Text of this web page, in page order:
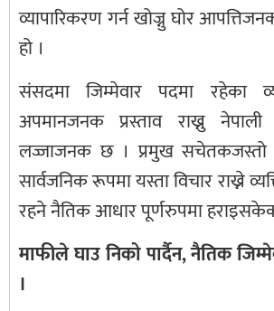
व्यापारिकरण गर्न खोज्नु घोर
हो ।
संसदमा जिम्मेवार पदमा रहेका
अपमानजनक प्रस्ताव राख्नु
लज्जाजनक छ । प्रमुख सचेतकजस्तो
सार्वजनिक रूपमा यस्ता विचार राख्ने
रहने नैतिक आधार पूर्णरुपमा
माफीले घाउ निको पार्दैन, नैतिक
।